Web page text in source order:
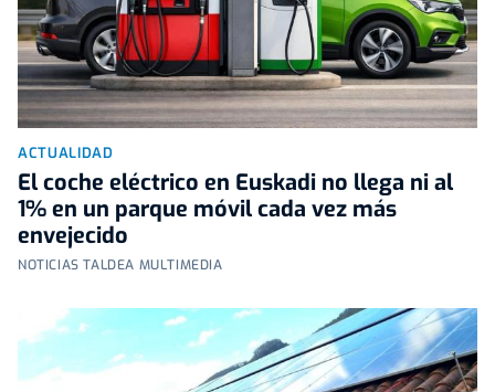
ACTUALIDAD
El coche eléctrico en Euskadi no llega ni al
1% en un parque móvil cada vez más
envejecido
NOTICIAS TALDEA MULTIMEDIA